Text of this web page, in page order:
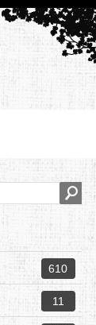
610
11